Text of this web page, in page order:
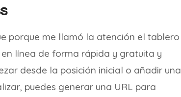
porque me llamó la atención el tablero
línea de forma rápida y gratuita y
desde la posición inicial o añadir una
puedes generar una URL para